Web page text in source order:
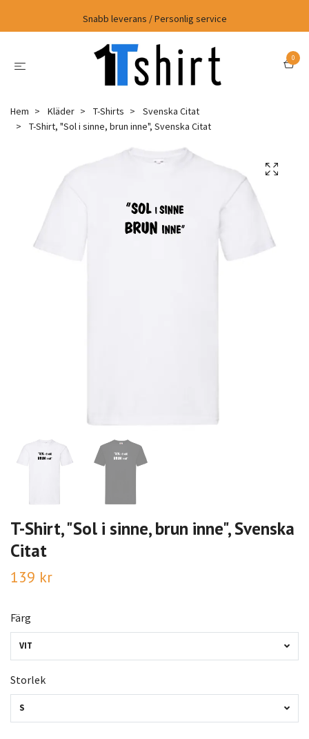
Snabb leverans / Personlig service
0
Hem Kläder T-Shirts
Svenska Citat
T-Shirt, "Sol i sinne, brun inne", Svenska Citat
T-Shirt, "Sol i sinne, brun inne", Svenska
Citat
139 kr
Färg
VIT
Storlek
S